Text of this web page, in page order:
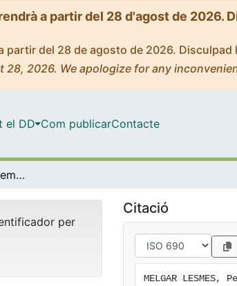
a partir del 28 d'agost de 2026.
del 28 de agosto de 2026. Disculpad
2026. We apologize for any
el DD Com publicarContacte
Fisiopatología del edema y de la formación de ascitis en la cirrosis hepática experimental
per
Citació
MELGAR LESMES,